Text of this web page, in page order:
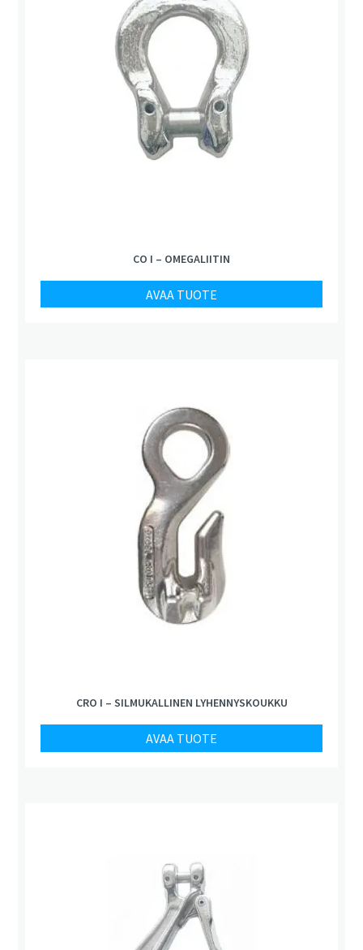
CO I – OMEGALIITIN
AVAA TUOTE
CRO I – SILMUKALLINEN LYHENNYSKOUKKU
AVAA TUOTE